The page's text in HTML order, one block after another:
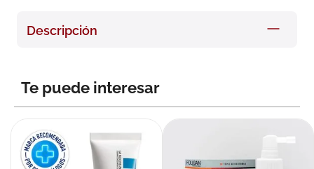
Descripción
Te puede interesar
7. isdin
10.pañales